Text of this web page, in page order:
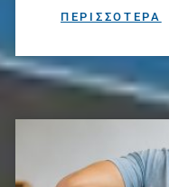
ΠΕΡΙΣΣΟΤΕΡΑ